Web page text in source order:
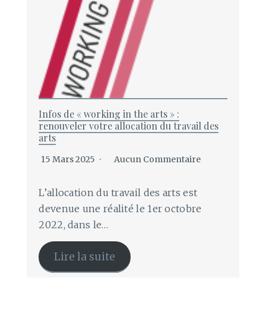
Infos de « working in the arts » :
renouveler votre allocation du travail des
arts
15 Mars 2025 Aucun Commentaire
L’allocation du travail des arts est
devenue une réalité le 1er octobre
2022, dans le…
Lire la suite